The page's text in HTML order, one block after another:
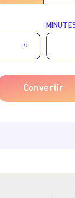
Convertir